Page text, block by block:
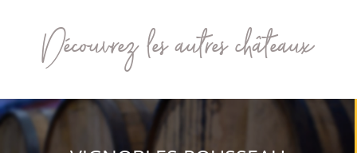
Découvrez les autres châteaux